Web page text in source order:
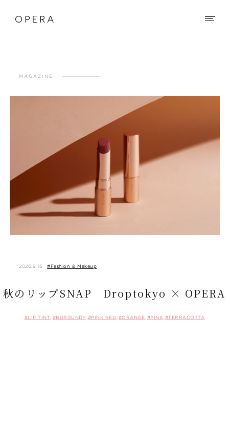
MAGAZINE
2020.9.16 #Fashion & Makeup
秋のリップSNAP Droptokyo × OPERA
#LIP TINT #BURGUNDY #PINK RED #ORANGE #PINK #TERRACOTTA